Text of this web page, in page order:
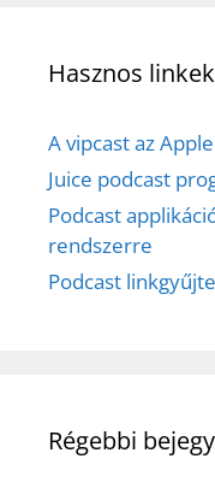
Hasznos linkek
A vipcast az
Juice podcast
Podcast
rendszerre
Podcast
Régebbi